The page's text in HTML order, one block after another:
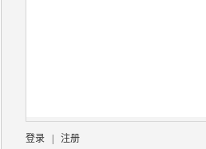
登录 | 注册